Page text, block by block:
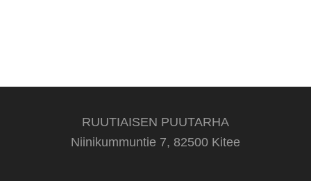
RUUTIAISEN PUUTARHA
Niinikummuntie 7, 82500 Kitee